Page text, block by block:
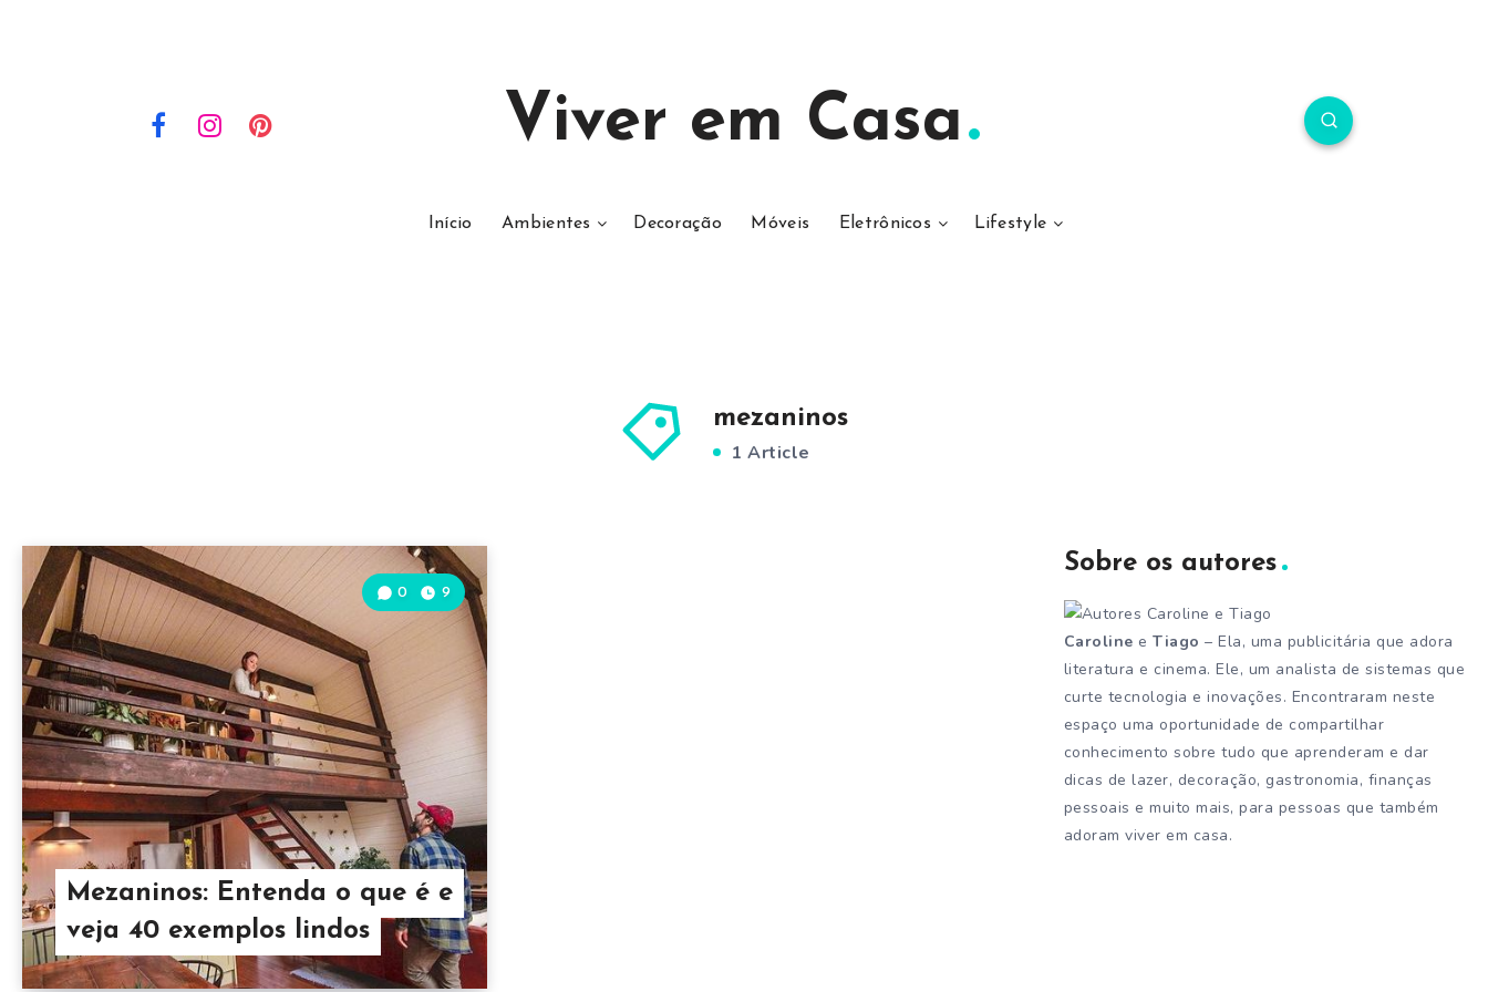
Viver em Casa
Início Ambientes Decoração Móveis Eletrônicos Lifestyle
mezaninos
1 Article
Mezaninos: Entenda o que é e
veja 40 exemplos lindos
0 9
Sobre os autores
Caroline eTiago – Ela, uma publicitária que adora
literatura e cinema. Ele, um analista de sistemas que
curte tecnologia e inovações. Encontraram neste
espaço uma oportunidade de compartilhar
conhecimento sobre tudo que aprenderam e dar
dicas de lazer, decoração, gastronomia, finanças
pessoais e muito mais, para pessoas que também
adoram viver em casa.